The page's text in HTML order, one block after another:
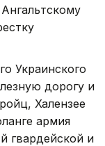
Украинского
дорогу и
Халензее
армия
гвардейской и